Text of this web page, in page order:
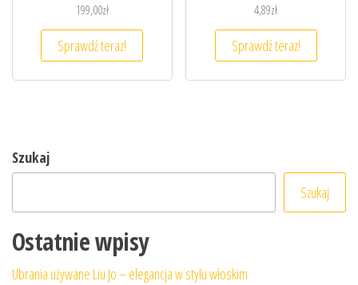
199,00zł
Sprawdź teraz!
4,89zł
Sprawdź teraz!
Szukaj
Szukaj
Ostatnie wpisy
Ubrania używane Liu Jo – elegancja w stylu włoskim